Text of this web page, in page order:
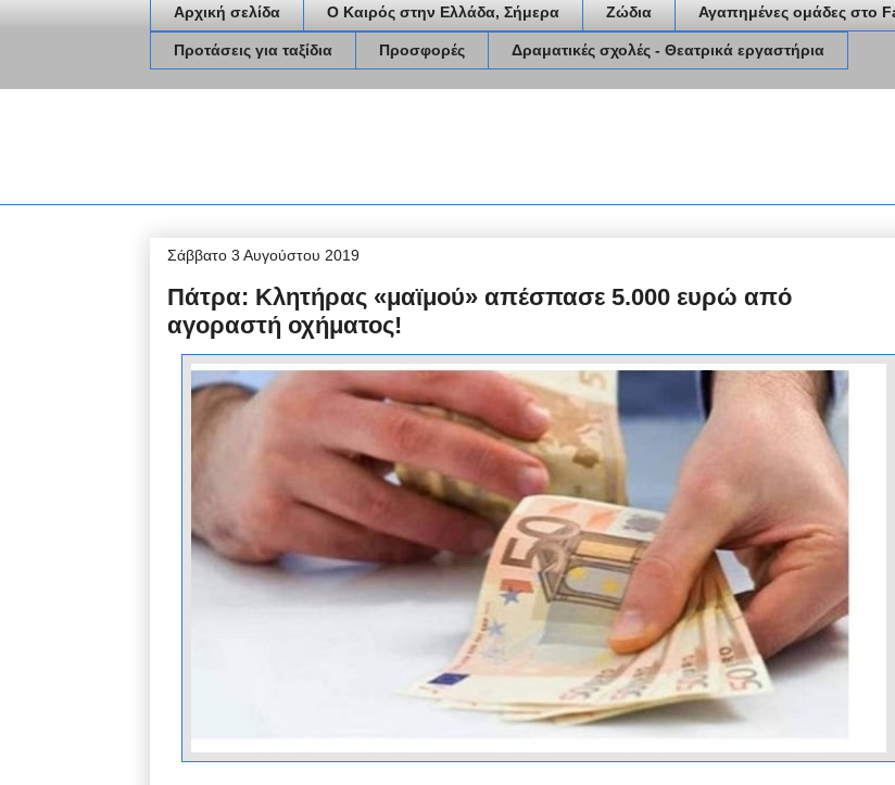
Αρχική σελίδα Ο Καιρός στην Ελλάδα, Σήμερα Ζώδια Αγαπημένες ομάδες στο
Προτάσεις για ταξίδια Προσφορές Δραματικές σχολές - Θεατρικά εργαστήρια
Σάββατο 3 Αυγούστου 2019
Πάτρα: Κλητήρας «μαϊμού» απέσπασε 5.000 ευρώ από
αγοραστή οχήματος!